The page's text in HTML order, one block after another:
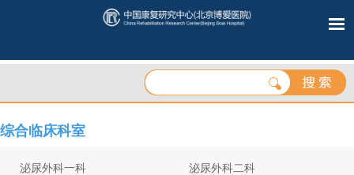
综合临床科室
泌尿外科一科 泌尿外科二科